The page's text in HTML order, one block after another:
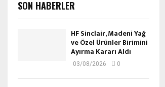
SON HABERLER
HF Sinclair, Madeni Yağ
ve Özel Ürünler Birimini
Ayırma Kararı Aldı
03/08/2026 0